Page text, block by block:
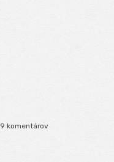
9 komentárov